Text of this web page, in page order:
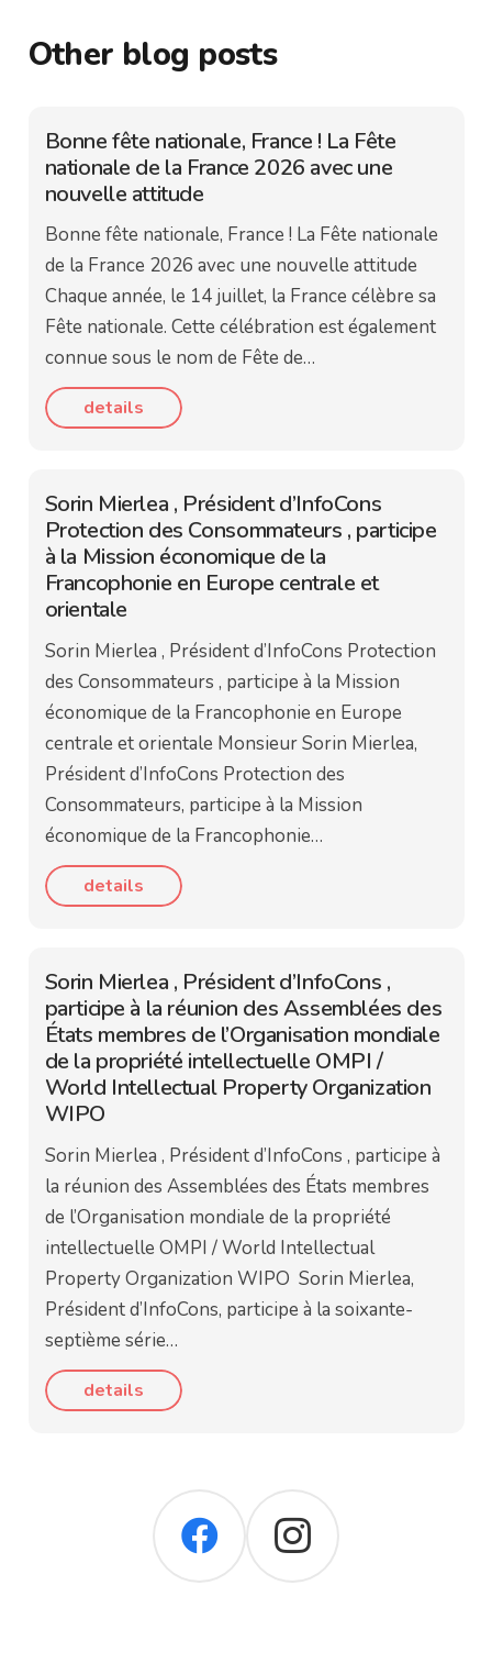
Other blog posts
Bonne fête nationale, France ! La Fête
nationale de la France 2026 avec une
nouvelle attitude
Bonne fête nationale, France ! La Fête nationale
de la France 2026 avec une nouvelle attitude
Chaque année, le 14 juillet, la France célèbre sa
Fête nationale. Cette célébration est également
connue sous le nom de Fête de…
details
Sorin Mierlea , Président d’InfoCons
Protection des Consommateurs , participe
à la Mission économique de la
Francophonie en Europe centrale et
orientale
Sorin Mierlea , Président d’InfoCons Protection
des Consommateurs , participe à la Mission
économique de la Francophonie en Europe
centrale et orientale Monsieur Sorin Mierlea,
Président d’InfoCons Protection des
Consommateurs, participe à la Mission
économique de la Francophonie…
details
Sorin Mierlea , Président d’InfoCons ,
participe à la réunion des Assemblées des
États membres de l’Organisation mondiale
de la propriété intellectuelle OMPI /
World Intellectual Property Organization
WIPO
Sorin Mierlea , Président d’InfoCons , participe à
la réunion des Assemblées des États membres
de l’Organisation mondiale de la propriété
intellectuelle OMPI / World Intellectual
Property Organization WIPO Sorin Mierlea,
Président d’InfoCons, participe à la soixante-
septième série…
details